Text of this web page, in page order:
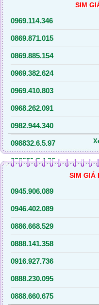
0936.784.555
SIM
0969.114.346
0869.871.015
0869.885.154
0969.382.624
0969.410.803
0968.262.091
0982.944.340
098832.6.5.97
096531.7.4.90
086843.2.5.21
096701.6.6.17
098335.1.8.14
096749.1.7.14
0982.842.144
0971.810.441
0967.064.393
SIM GIÁ
0945.906.089
0946.402.089
0886.668.529
0888.141.358
0916.927.736
0888.230.095
0888.660.675